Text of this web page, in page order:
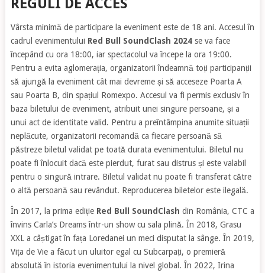
Vârsta minimă de participare la eveniment este de 18 ani. Accesul în
cadrul evenimentului Red Bull SoundClash 2024se va face
începând cu ora 18:00, iar spectacolul va începe la ora 19:00.
Pentru a evita aglomerația, organizatorii îndeamnă toți participanții
să ajungă la eveniment cât mai devreme și să acceseze Poarta A
sau Poarta B, din spațiul Romexpo. Accesul va fi permis exclusiv în
baza biletului de eveniment, atribuit unei singure persoane, și a
unui act de identitate valid. Pentru a preîntâmpina anumite situații
neplăcute, organizatorii recomandă ca fiecare persoană să
păstreze biletul validat pe toată durata evenimentului. Biletul nu
poate fi înlocuit dacă este pierdut, furat sau distrus și este valabil
pentru o singură intrare. Biletul validat nu poate fi transferat către
o altă persoană sau revândut. Reproducerea biletelor este ilegală.
În 2017, la prima ediție Red Bull SoundClash din România, CTC a
învins Carla’s Dreams într-un show cu sala plină. În 2018, Grasu
XXL a câștigat în fața Loredanei un meci disputat la sânge. În 2019,
Vița de Vie a făcut un uluitor egal cu Subcarpați, o premieră
absolută în istoria evenimentului la nivel global. În 2022, Irina